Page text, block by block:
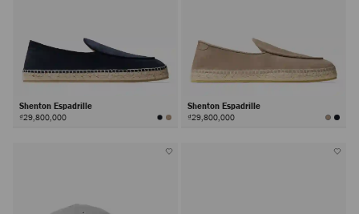
Shenton Espadrille
₫29,800,000
Shenton Espadrille
₫29,800,000